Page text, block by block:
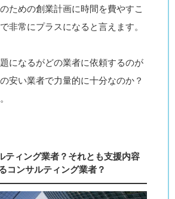
ための創業計画に時間を費やすこ
非常にプラスになると言えます。
になるがどの業者に依頼するのが
安い業者で力量的に十分なのか？
ティング業者？それとも支援内容
コンサルティング業者？